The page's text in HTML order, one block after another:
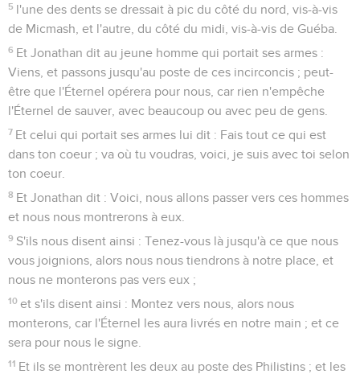
5 l'une des dents se dressait à pic du côté du nord, vis-à-vis
de Micmash, et l'autre, du côté du midi, vis-à-vis de Guéba.
6 Et Jonathan dit au jeune homme qui portait ses armes :
Viens, et passons jusqu'au poste de ces incirconcis ; peut-
être que l'Éternel opérera pour nous, car rien n'empêche
l'Éternel de sauver, avec beaucoup ou avec peu de gens.
7 Et celui qui portait ses armes lui dit : Fais tout ce qui est
dans ton coeur ; va où tu voudras, voici, je suis avec toi selon
ton coeur.
8 Et Jonathan dit : Voici, nous allons passer vers ces hommes
et nous nous montrerons à eux.
9 S'ils nous disent ainsi : Tenez-vous là jusqu'à ce que nous
vous joignions, alors nous nous tiendrons à notre place, et
nous ne monterons pas vers eux ;
10 et s'ils disent ainsi : Montez vers nous, alors nous
monterons, car l'Éternel les aura livrés en notre main ; et ce
sera pour nous le signe.
11 Et ils se montrèrent les deux au poste des Philistins ; et les